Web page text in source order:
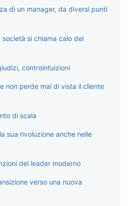
di un manager, da diversi punti
società si chiama calo del
controintuizioni
non perde mai di vista il cliente
di scala
sua rivoluzione anche nelle
del leader moderno
verso una nuova